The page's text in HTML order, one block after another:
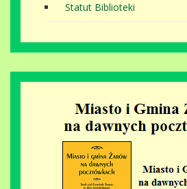
Statut Biblioteki